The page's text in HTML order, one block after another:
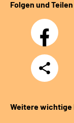
Folgen und Teilen
Facebook
Teilen
Weitere wichtige